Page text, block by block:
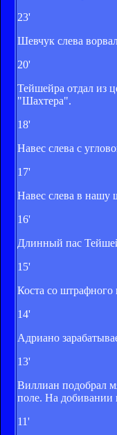
23'
Шевчук слева
20'
Тейшейра отдал из
"Шахтера".
18'
Навес слева с
17'
Навес слева в
16'
Длинный пас
15'
Коста со штрафного
14'
Адриано
13'
Виллиан подобрал
поле. На добивании
11'